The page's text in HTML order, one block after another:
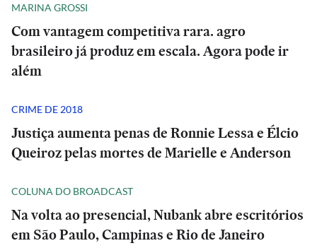
MARINA GROSSI
Com vantagem competitiva rara. agro
brasileiro já produz em escala. Agora pode ir
além
CRIME DE 2018
Justiça aumenta penas de Ronnie Lessa e Élcio
Queiroz pelas mortes de Marielle e Anderson
COLUNA DO BROADCAST
Na volta ao presencial, Nubank abre escritórios
em São Paulo, Campinas e Rio de Janeiro